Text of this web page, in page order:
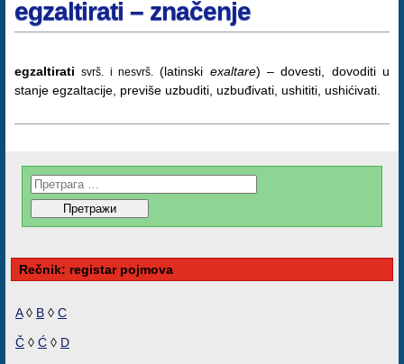
egzaltirati – značenje
egzaltirati svrš. i nesvrš. (latinski exaltare) – dovesti, dovoditi u
stanje egzaltacije, previše uzbuditi, uzbuđivati, ushititi, ushićivati.
Rečnik: registar pojmova
A◊ B ◊ C
Č ◊ Ć ◊ D